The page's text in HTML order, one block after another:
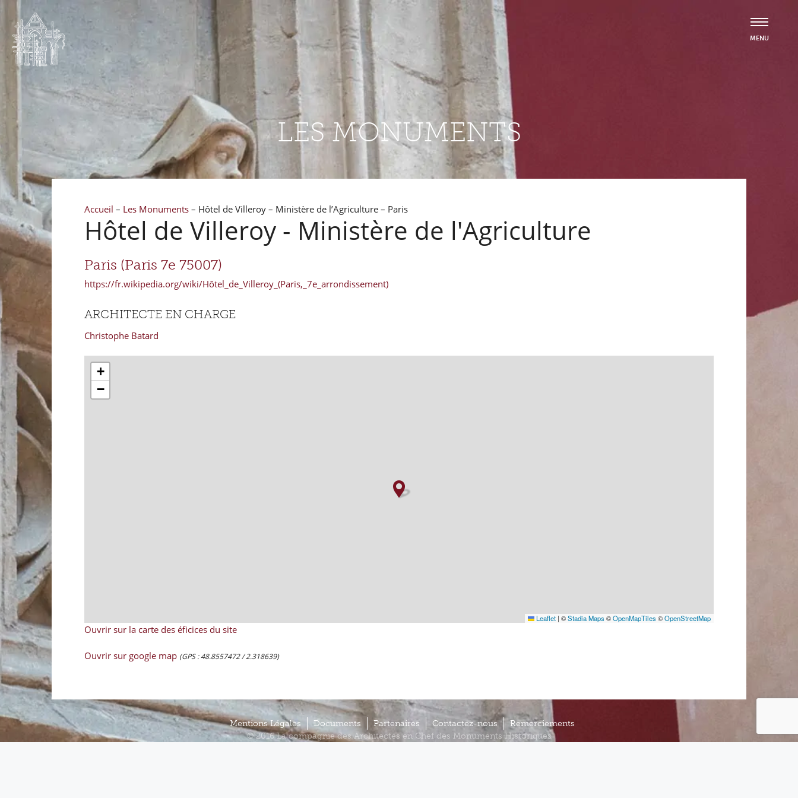
LES MONUMENTS
Accueil – Les Monuments – Hôtel de Villeroy – Ministère de l’Agriculture – Paris
Hôtel de Villeroy - Ministère de l'Agriculture
Paris (Paris 7e 75007)
https://fr.wikipedia.org/wiki/Hôtel_de_Villeroy_(Paris,_7e_arrondissement)
ARCHITECTE EN CHARGE
Christophe Batard
+
−
Leaflet | ©Stadia Maps ©OpenMapTiles ©OpenStreetMap
Ouvrir sur la carte des éficices du site
Ouvrir sur google map (GPS : 48.8557472 / 2.318639)
Mentions Légales Documents Partenaires Contactez-nous
Remerciements
© 2016 La compagnie des Architectes en Chef des Monuments Historiques